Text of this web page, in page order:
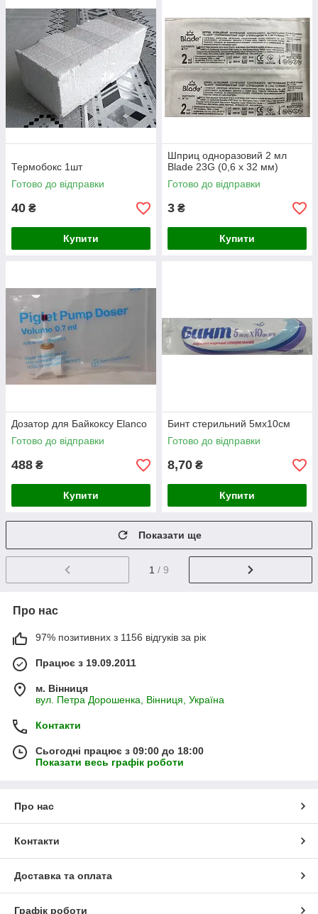
Термобокс 1шт
Готово до відправки
40 ₴
Купити
Шприц одноразовий 2 мл
Blade 23G (0,6 х 32 мм)
Готово до відправки
3 ₴
Купити
Дозатор для Байкоксу Elanco
Готово до відправки
488 ₴
Купити
Бинт стерильний 5мх10см
Готово до відправки
8,70 ₴
Купити
Показати ще
1 / 9
Про нас
97% позитивних з 1156 відгуків за рік
Працює з 19.09.2011
м. Вінниця
вул. Петра Дорошенка, Вінниця, Україна
Контакти
Сьогодні працює з 09:00 до 18:00
Показати весь графік роботи
Про нас
Контакти
Доставка та оплата
Графік роботи